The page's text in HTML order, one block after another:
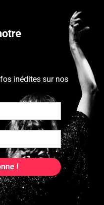
inédites sur nos